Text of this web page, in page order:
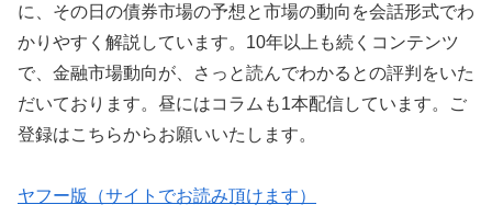
に、その日の債券市場の予想と市場の動向を会話形式でわ
かりやすく解説しています。10年以上も続くコンテンツ
で、金融市場動向が、さっと読んでわかるとの評判をいた
だいております。昼にはコラムも1本配信しています。ご
登録はこちらからお願いいたします。
ヤフー版（サイトでお読み頂けます）